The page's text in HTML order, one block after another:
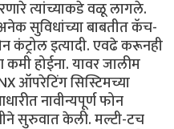
त्यांच्याकडे वळू लागले.
सुविधांच्या बाबतीत कॅच-
इत्यादी. एवढे करूनही
कमी होईना. यावर जालीम
ऑपरेटिंग सिस्टिमच्या
नावीन्यपूर्ण फोन
सुरुवात केली. मल्टी-टच